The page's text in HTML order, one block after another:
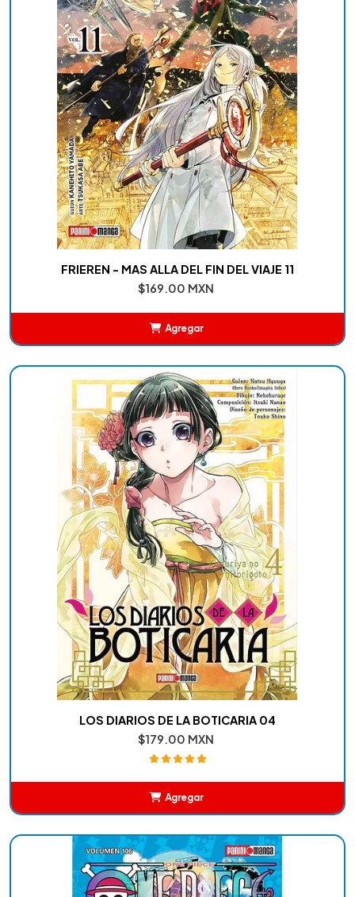
FRIEREN - MAS ALLA DEL FIN DEL VIAJE 11
$169.00 MXN
Agregar
LOS DIARIOS DE LA BOTICARIA 04
$179.00 MXN
Agregar